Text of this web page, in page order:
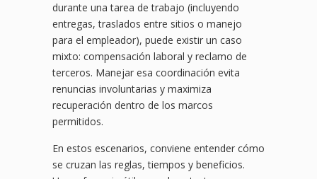
durante una tarea de trabajo (incluyendo
entregas, traslados entre sitios o manejo
para el empleador), puede existir un caso
mixto: compensación laboral y reclamo de
terceros. Manejar esa coordinación evita
renuncias involuntarias y maximiza
recuperación dentro de los marcos
permitidos.
En estos escenarios, conviene entender cómo
se cruzan las reglas, tiempos y beneficios.